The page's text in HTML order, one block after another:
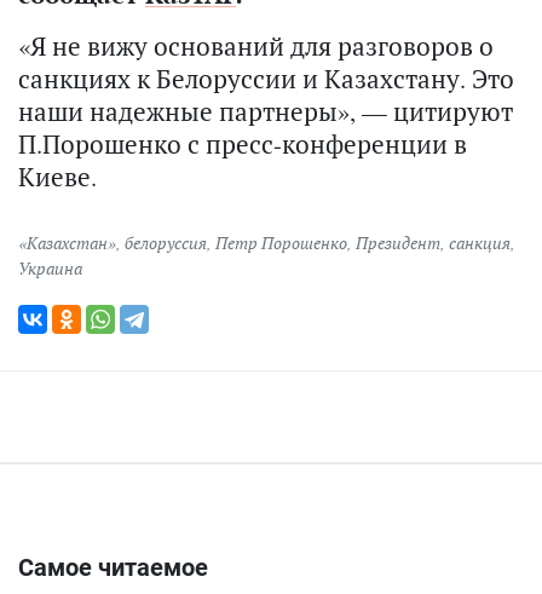
«Я не вижу оснований для разговоров о
санкциях к Белоруссии и Казахстану. Это
наши надежные партнеры», — цитируют
П.Порошенко с пресс-конференции в
Киеве.
«Казахстан», белоруссия, Петр Порошенко, Президент, санкция,
Украина
Самое читаемое